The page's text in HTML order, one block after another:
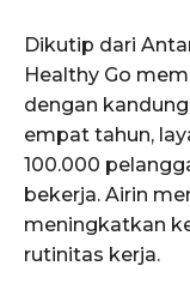
Dikutip dari
Healthy Go
dengan
empat tahun,
100.000
bekerja. Airin
meningkatkan
rutinitas kerja.